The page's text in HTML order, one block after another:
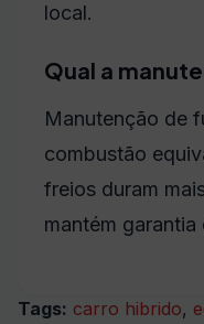
local.
Qual a
Manutenção de
combustão
freios duram
mantém
Tags: carro hibrido,